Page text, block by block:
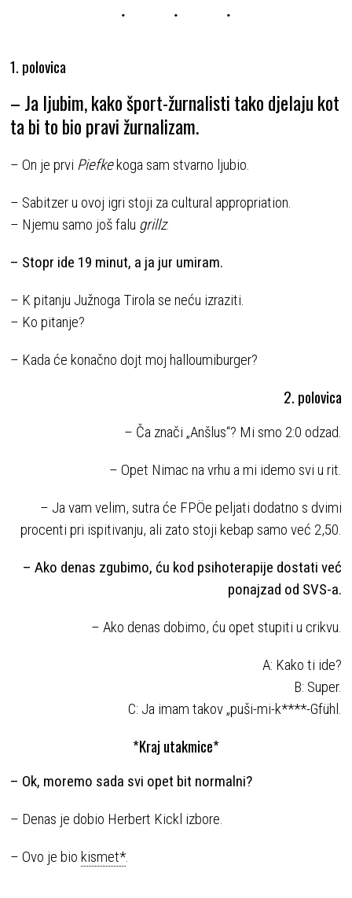
1. polovica
– Ja ljubim, kako šport-žurnalisti tako djelaju kot
ta bi to bio pravi žurnalizam.
– On je prvi Piefkekoga sam stvarno ljubio.
– Sabitzer u ovoj igri stoji za cultural appropriation.
– Njemu samo još falu grillz.
– Stopr ide 19 minut, a ja jur umiram.
– K pitanju Južnoga Tirola se neću izraziti.
– Ko pitanje?
– Kada će konačno dojt moj halloumiburger?
2. polovica
– Ča znači „Anšlus“? Mi smo 2:0 odzad.
– Opet Nimac na vrhu a mi idemo svi u rit.
– Ja vam velim, sutra će FPÖe peljati dodatno s dvimi
procenti pri ispitivanju, ali zato stoji kebap samo već 2,50.
– Ako denas zgubimo, ću kod psihoterapije dostati već
ponajzad od SVS-a.
– Ako denas dobimo, ću opet stupiti u crikvu.
A: Kako ti ide?
B: Super.
C: Ja imam takov „puši-mi-k****-Gfühl.
*Kraj utakmice*
– Ok, moremo sada svi opet bit normalni?
– Denas je dobio Herbert Kickl izbore.
– Ovo je biokismet*.